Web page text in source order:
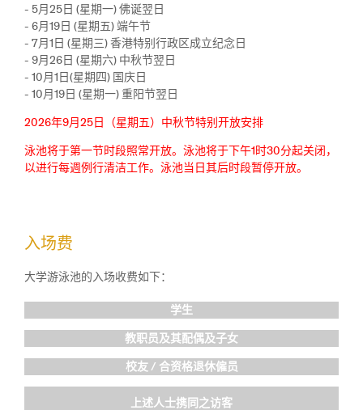
- 5月25日 (星期一) 佛诞翌日
- 6月19日 (星期五) 端午节
- 7月1日 (星期三) 香港特别行政区成立纪念日
- 9月26日 (星期六) 中秋节翌日
- 10月1日(星期四) 国庆日
- 10月19日 (星期一) 重阳节翌日
2026年9月25日（星期五）中秋节特别开放安排
泳池将于第一节时段照常开放。泳池将于下午1时30分起关闭，
以进行每週例行清洁工作。泳池当日其后时段暂停开放。
入场费
大学游泳池的入场收费如下：
学生
教职员及其配偶及子女
校友 / 合资格退休僱员
上述人士携同之访客